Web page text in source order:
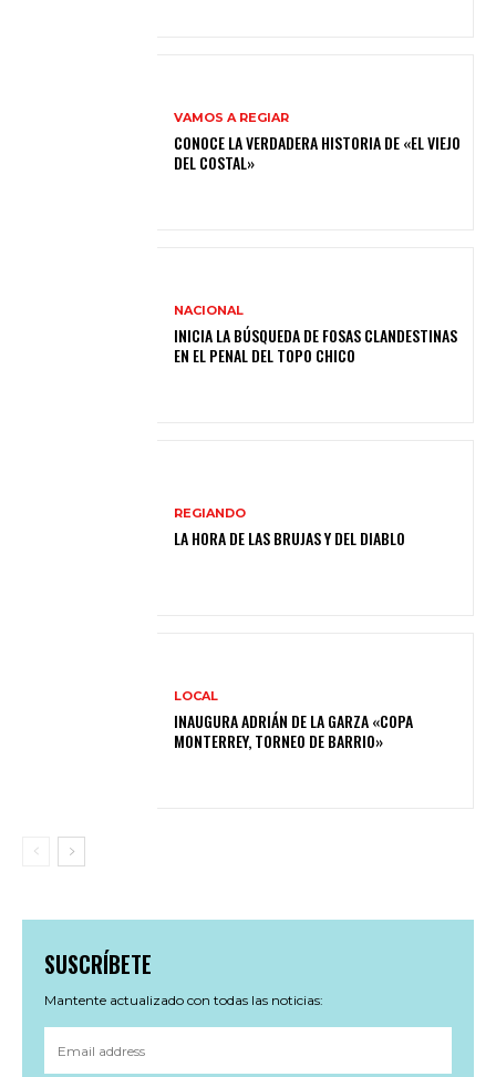
VAMOS A REGIAR
CONOCE LA VERDADERA HISTORIA DE «EL VIEJO
DEL COSTAL»
NACIONAL
INICIA LA BÚSQUEDA DE FOSAS CLANDESTINAS
EN EL PENAL DEL TOPO CHICO
REGIANDO
LA HORA DE LAS BRUJAS Y DEL DIABLO
LOCAL
INAUGURA ADRIÁN DE LA GARZA «COPA
MONTERREY, TORNEO DE BARRIO»
SUSCRÍBETE
Mantente actualizado con todas las noticias: